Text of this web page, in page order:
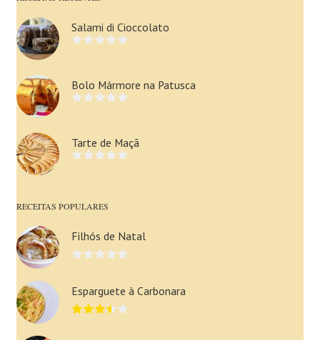
Salami di Cioccolato
Bolo Mármore na Patusca
Tarte de Maçã
RECEITAS POPULARES
Filhós de Natal
Esparguete à Carbonara